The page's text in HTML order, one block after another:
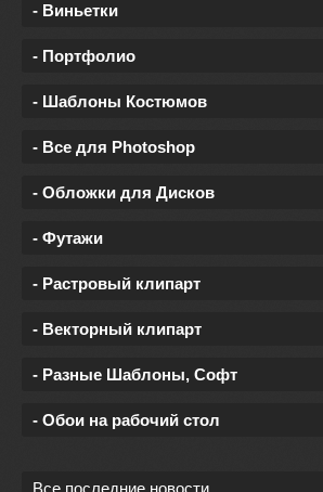
- Виньетки
- Портфолио
- Шаблоны Костюмов
- Все для Photoshop
- Обложки для Дисков
- Футажи
- Растровый клипарт
- Векторный клипарт
- Разные Шаблоны, Софт
- Обои на рабочий стол